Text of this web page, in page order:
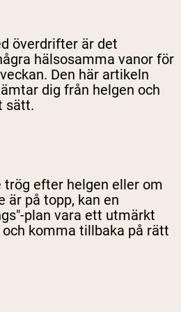
överdrifter är det
hälsosamma vanor för
Den här artikeln
dig från helgen och
sätt.
trög efter helgen eller om
är på topp, kan en
plan vara ett utmärkt
komma tillbaka på rätt